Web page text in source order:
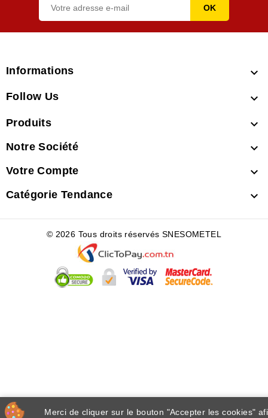
Informations 
Follow Us 
Produits 
Notre Société 
Votre Compte 
Catégorie Tendance 
Merci de cliquer sur le bouton "Accepter les cookies"
© 2026 Tous droits réservés SNESOMETEL